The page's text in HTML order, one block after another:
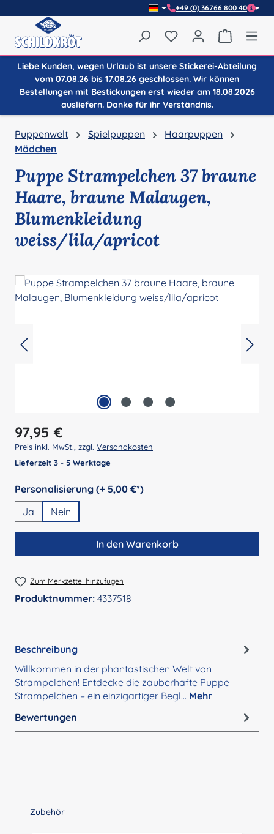
+49 (0) 36766 800 40
Du hast 0 Produkte
Liebe Kunden, wegen Urlaub ist unsere Stickerei-Abteilung
vom 07.08.26 bis 17.08.26 geschlossen. Wir können
Bestellungen mit Bestickungen erst wieder am 18.08.2026
ausliefern. Danke für ihr Verständnis.
Puppenwelt Spielpuppen
Haarpuppen
Mädchen
Puppe Strampelchen 37 braune
Haare, braune Malaugen,
Blumenkleidung
weiss/lila/apricot
Regulärer Preis:
97,95 €
Preis inkl. MwSt., zzgl. Versandkosten
Lieferzeit 3 - 5 Werktage
Personalisierung (+ 5,00 €*)auswählen
Ja
Nein
In den Warenkorb
Zum Merkzettel hinzufügen
Produktnummer: 4337518
Beschreibung
Willkommen in der phantastischen Welt von
Strampelchen! Entdecke die zauberhafte Puppe
Strampelchen – ein einzigartiger Begl… Mehr
Bewertungen
Produktgalerie überspringen
Zubehör